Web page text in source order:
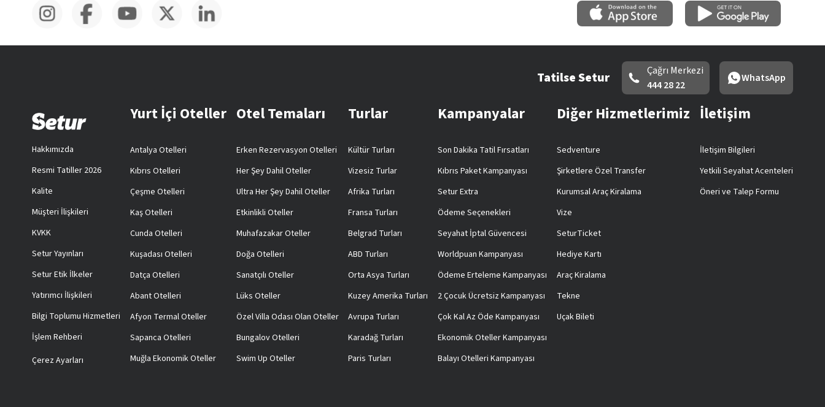
Tatilse Setur
Çağrı Merkezi
444 28 22
WhatsApp
Hakkımızda
Resmi Tatiller 2026
Kalite
Müşteri İlişkileri
KVKK
Setur Yayınları
Setur Etik İlkeler
Yatırımcı İlişkileri
Bilgi Toplumu Hizmetleri
İşlem Rehberi
Çerez Ayarları
Yurt İçi Oteller
Antalya Otelleri
Kıbrıs Otelleri
Çeşme Otelleri
Kaş Otelleri
Cunda Otelleri
Kuşadası Otelleri
Datça Otelleri
Abant Otelleri
Afyon Termal Oteller
Sapanca Otelleri
Muğla Ekonomik Oteller
Otel Temaları
Erken Rezervasyon Otelleri
Her Şey Dahil Oteller
Ultra Her Şey Dahil Oteller
Etkinlikli Oteller
Muhafazakar Oteller
Doğa Otelleri
Sanatçılı Oteller
Lüks Oteller
Özel Villa Odası Olan Oteller
Bungalov Otelleri
Swim Up Oteller
Turlar
Kültür Turları
Vizesiz Turlar
Afrika Turları
Fransa Turları
Belgrad Turları
ABD Turları
Orta Asya Turları
Kuzey Amerika Turları
Avrupa Turları
Karadağ Turları
Paris Turları
Kampanyalar
Son Dakika Tatil Fırsatları
Kıbrıs Paket Kampanyası
Setur Extra
Ödeme Seçenekleri
Seyahat İptal Güvencesi
Worldpuan Kampanyası
Ödeme Erteleme Kampanyası
2 Çocuk Ücretsiz Kampanyası
Çok Kal Az Öde Kampanyası
Ekonomik Oteller Kampanyası
Balayı Otelleri Kampanyası
Diğer Hizmetlerimiz
Sedventure
Şirketlere Özel Transfer
Kurumsal Araç Kiralama
Vize
SeturTicket
Hediye Kartı
Araç Kiralama
Tekne
Uçak Bileti
İletişim
İletişim Bilgileri
Yetkili Seyahat Acenteleri
Öneri ve Talep Formu